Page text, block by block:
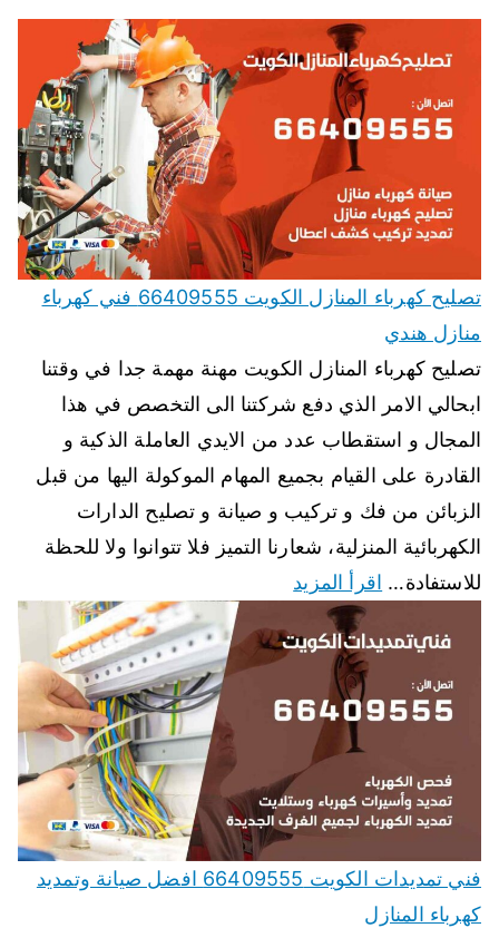
تصليح كهرباء المنازل الكويت 66409555 فني كهرباء
منازل هندي
تصليح كهرباء المنازل الكويت مهنة مهمة جدا في وقتنا
ابحالي الامر الذي دفع شركتنا الى التخصص في هذا
المجال و استقطاب عدد من الايدي العاملة الذكية و
القادرة على القيام بجميع المهام الموكولة اليها من قبل
الزبائن من فك و تركيب و صيانة و تصليح الدارات
الكهربائية المنزلية، شعارنا التميز فلا تتوانوا ولا للحظة
للاستفادة… اقرأ المزيد
فني تمديدات الكويت 66409555 افضل صيانة وتمديد
كهرباء المنازل